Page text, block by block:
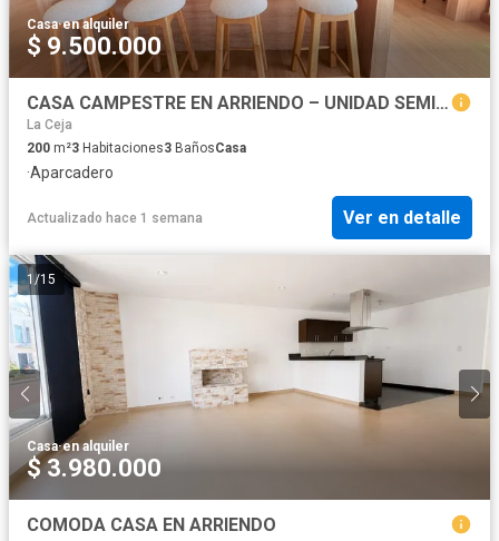
Casa·en alquiler
$ 9.500.000
CASA CAMPESTRE EN ARRIENDO – UNIDAD SEMICERRADA
La Ceja
200 m²3 Habitaciones3 BañosCasa
·Aparcadero
Actualizado hace 1 semana Ver en detalle
1/15
Casa·en alquiler
$ 3.980.000
COMODA CASA EN ARRIENDO